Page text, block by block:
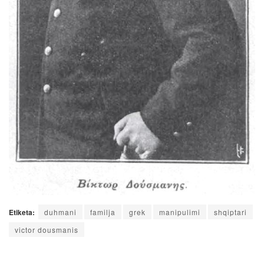
Etiketa: duhmani familja grek manipulimi
shqiptari
victor dousmanis